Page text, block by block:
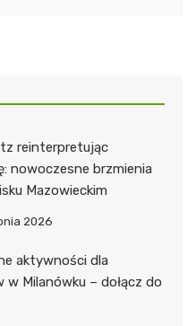
reinterpretując
nowoczesne brzmienia
Mazowieckim
2026
aktywności dla
w Milanówku – dołącz do